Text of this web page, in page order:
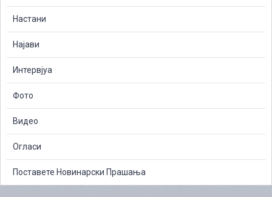
Настани
Најави
Интервјуа
Фото
Видео
Огласи
Поставете Новинарски Прашања